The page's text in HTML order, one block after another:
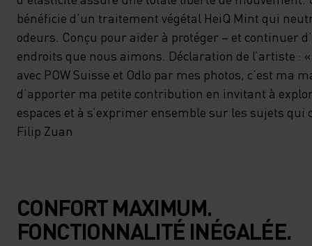
bénéficie d’un traitement végétal HeiQ Mint qui
odeurs. Conçu pour aider à protéger – et continuer
endroits que nous aimons. Déclaration de l’artiste :
avec POW Suisse et Odlo par mes photos, c’est ma
d’apporter ma petite contribution en invitant à
espaces et à s’exprimer ensemble sur les sujets qui
Filip Zuan
CONFORT MAXIMUM.
FONCTIONNALITÉ INÉGALÉE.